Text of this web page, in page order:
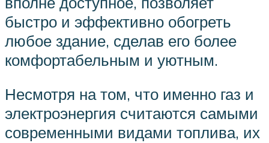
быстро и эффективно обогреть
любое здание, сделав его более
комфортабельным и уютным.
Несмотря на том, что именно газ и
электроэнергия считаются самыми
современными видами топлива, их